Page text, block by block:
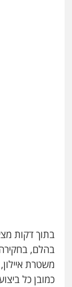
בתוך דקות
בהלם,
משטרת
כמובן כל